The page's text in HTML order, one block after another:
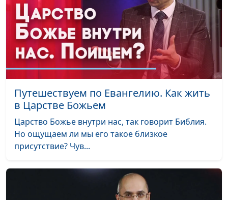
Путешествуем по Евангелию. Как жить
в Царстве Божьем
Царство Божье внутри нас, так говорит Библия.
Но ощущаем ли мы его такое близкое
присутствие? Чув...